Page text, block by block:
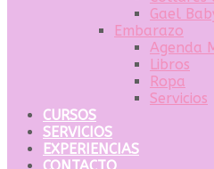
Gael
Embarazo
Agenda
Libros
Ropa
Servicios
CURSOS
SERVICIOS
EXPERIENCIAS